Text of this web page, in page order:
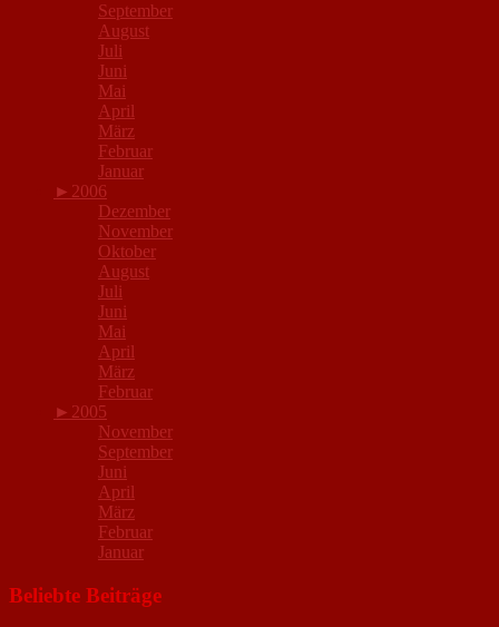
September
August
Juli
Juni
Mai
April
März
Februar
Januar
► 2006
Dezember
November
Oktober
August
Juli
Juni
Mai
April
März
Februar
► 2005
November
September
Juni
April
März
Februar
Januar
Beliebte Beiträge